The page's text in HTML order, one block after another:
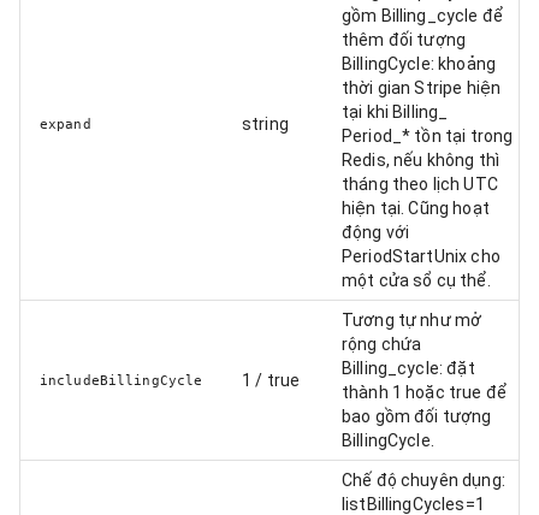
expand string
gồm Billing_cycle để
thêm đối tượng
BillingCycle: khoảng
thời gian Stripe hiện
tại khi Billing_
Period_* tồn tại trong
Redis, nếu không thì
tháng theo lịch UTC
hiện tại. Cũng hoạt
động với
PeriodStartUnix cho
một cửa sổ cụ thể.
includeBillingCycle 1 / true
Tương tự như mở
rộng chứa
Billing_cycle: đặt
thành 1 hoặc true để
bao gồm đối tượng
BillingCycle.
Chế độ chuyên dụng:
listBillingCycles=1